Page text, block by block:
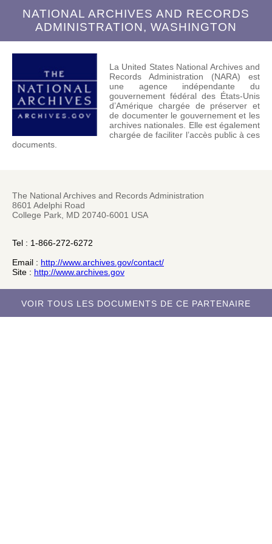
NATIONAL ARCHIVES AND RECORDS
ADMINISTRATION, WASHINGTON
La United States National Archives and
Records Administration (NARA) est
une agence indépendante du
gouvernement fédéral des États-Unis
d’Amérique chargée de préserver et
de documenter le gouvernement et les
archives nationales. Elle est également
chargée de faciliter l’accès public à ces
documents.
The National Archives and Records Administration
8601 Adelphi Road
College Park, MD 20740-6001 USA
Tel : 1-866-272-6272
Email : http://www.archives.gov/contact/
Site : http://www.archives.gov
VOIR TOUS LES DOCUMENTS DE CE PARTENAIRE